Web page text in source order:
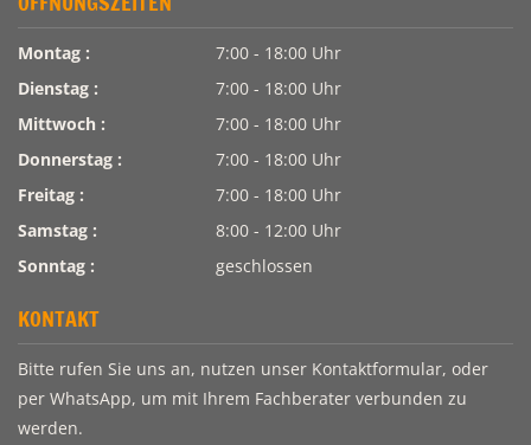
Montag :
7:00 - 18:00 Uhr
Dienstag :
7:00 - 18:00 Uhr
Mittwoch :
7:00 - 18:00 Uhr
Donnerstag :
7:00 - 18:00 Uhr
Freitag :
7:00 - 18:00 Uhr
Samstag :
8:00 - 12:00 Uhr
Sonntag :
geschlossen
KONTAKT
Bitte rufen Sie uns an, nutzen unser Kontaktformular, oder
per WhatsApp, um mit Ihrem Fachberater verbunden zu
werden.